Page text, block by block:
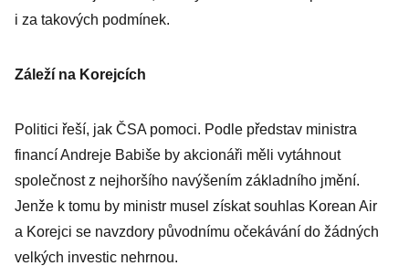
i za takových podmínek.
Záleží na Korejcích
Politici řeší, jak ČSA pomoci. Podle představ ministra
financí Andreje Babiše by akcionáři měli vytáhnout
společnost z nejhoršího navýšením základního jmění.
Jenže k tomu by ministr musel získat souhlas Korean Air
a Korejci se navzdory původnímu očekávání do žádných
velkých investic nehrnou.